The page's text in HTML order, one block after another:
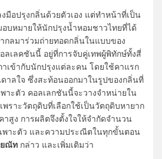
มือปรุงกลิ่นด้วยตัวเอง แต่ทำหน้าที่เป็น
บหมายให้นักปรุงน้ำหอมชาวไทยที่ได้
กลมาร่วมถ่ายทอดกลิ่นในแบบของ
ลเลคชันนี้ อยู่ที่การจับคู่เทพผู้พิทักษ์ทั้งสี่
เข้ากับนักปรุงแต่ละคน โดยใช้คาแรก
ดาลใจ ซึ่งสะท้อนออกมาในรูปของกลิ่นที่
าะตัว คอลเลกชันนี้จะวางจำหน่ายใน
พราะวัตถุดิบที่เลือกใช้เป็นวัตถุดิบหายาก
สูง การผลิตจึงตั้งใจให้จำกัดจำนวน
พาะตัว และความประณีตในทุกขั้นตอน
ณัท กล่าว และเพิ่มเติมว่า